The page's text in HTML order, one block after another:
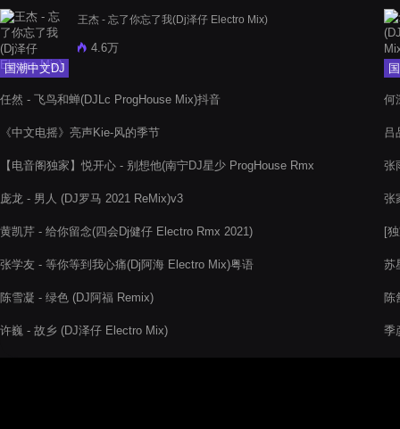
国潮中文DJ
王杰 - 忘了你忘了我(Dj泽仔 Electro Mix)
4.6万
任然 - 飞鸟和蝉(DJLc ProgHouse Mix)抖音
《中文电摇》亮声Kie-风的季节
【电音阁独家】悦开心 - 别想他(南宁DJ星少 ProgHouse Rmx
庞龙 - 男人 (DJ罗马 2021 ReMix)v3
黄凯芹 - 给你留念(四会Dj健仔 Electro Rmx 2021)
张学友 - 等你等到我心痛(Dj阿海 Electro Mix)粤语
陈雪凝 - 绿色 (DJ阿福 Remix)
许巍 - 故乡 (DJ泽仔 Electro Mix)
何
吕
张
张
[
苏
陈
季